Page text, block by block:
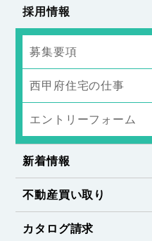
採用情報
募集要項
西甲府住宅の仕事
エントリーフォーム
新着情報
不動産買い取り
カタログ請求